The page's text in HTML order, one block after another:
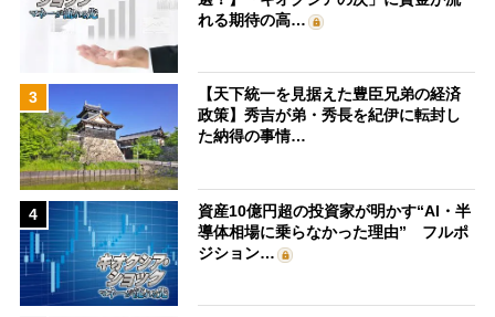
れる期待の高…
3
【天下統一を見据えた豊臣兄弟の経済
政策】秀吉が弟・秀長を紀伊に転封し
た納得の事情…
4
資産10億円超の投資家が明かす“AI・半
導体相場に乗らなかった理由” フルポ
ジション…